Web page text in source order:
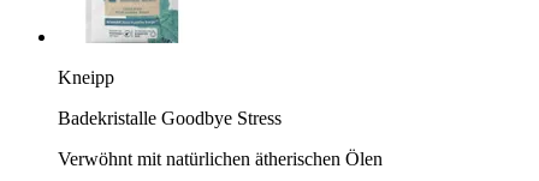
Kneipp
Badekristalle Goodbye Stress
Verwöhnt mit natürlichen ätherischen Ölen